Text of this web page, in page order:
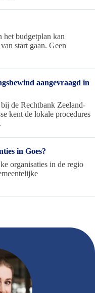
het budgetplan kan
start gaan. Geen
aangevraagd in
de Rechtbank Zeeland-
kent de lokale procedures
in Goes?
organisaties in de regio